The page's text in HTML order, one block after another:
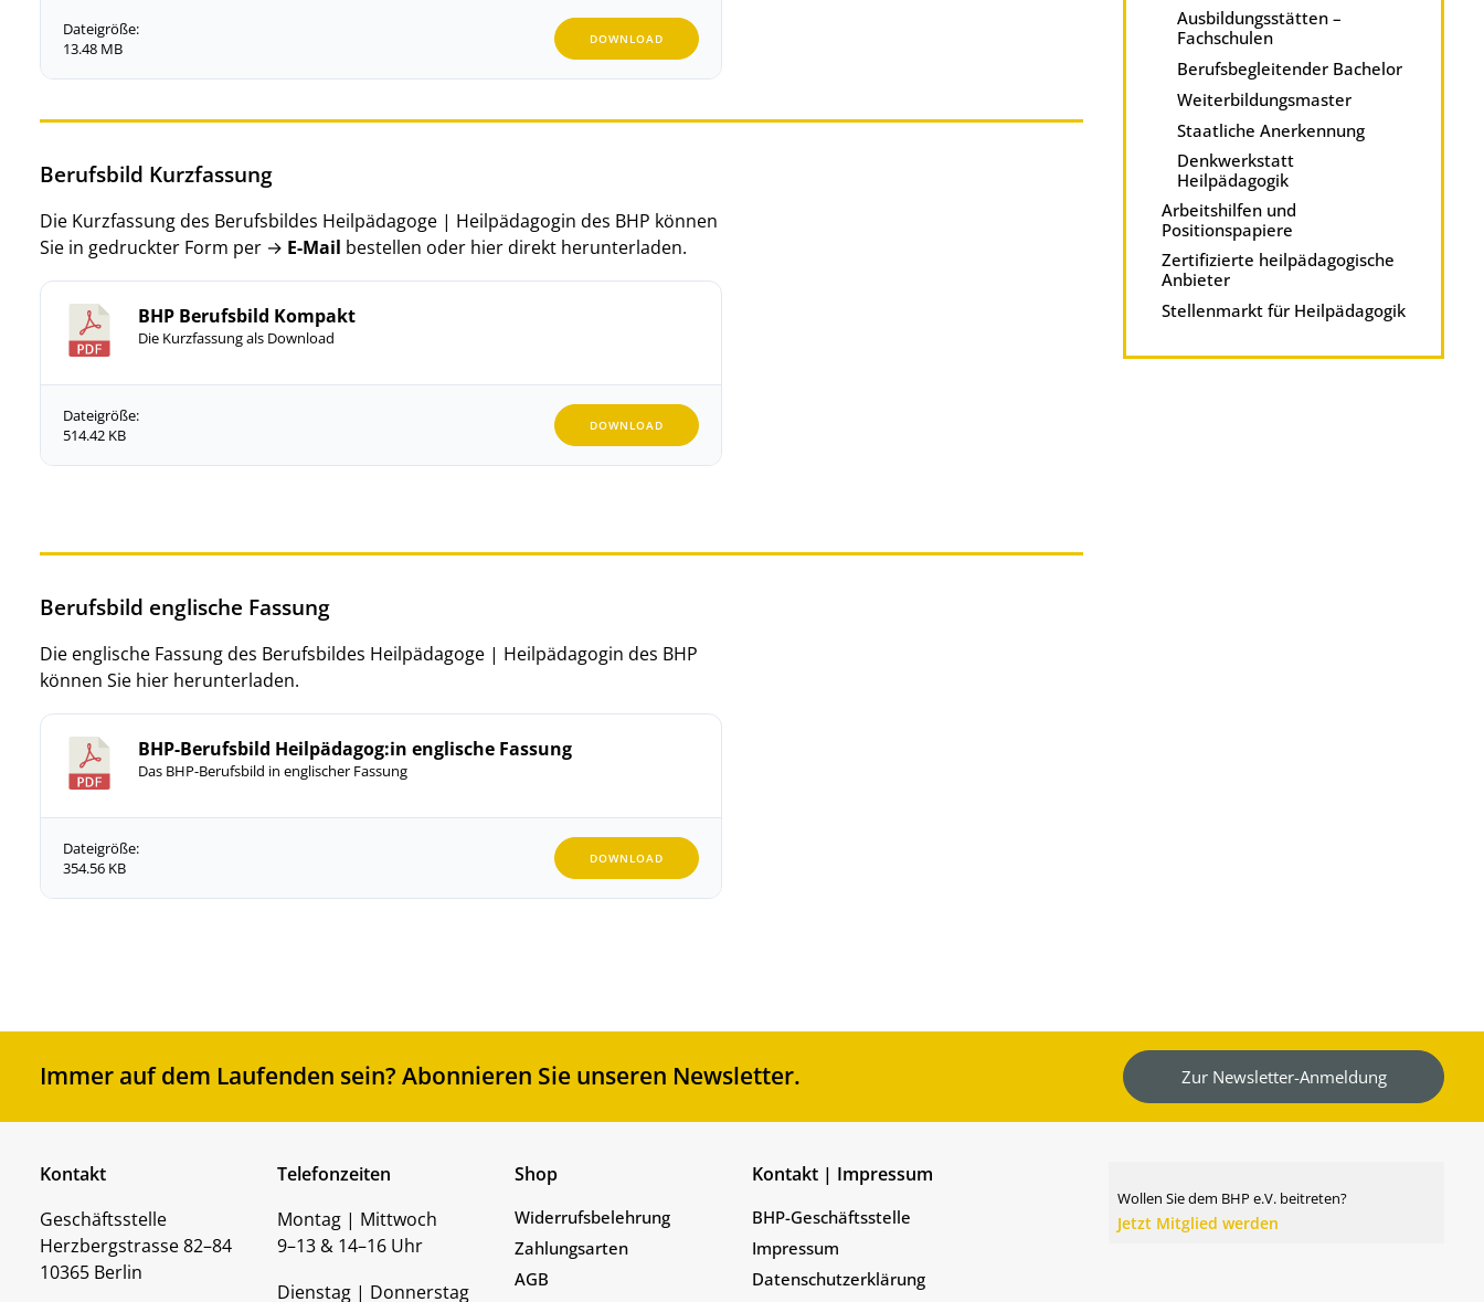
DOWNLOAD
Dateigröße:
13.48 MB
Berufsbild Kurzfassung
Die Kurzfassung des Berufsbildes Heilpädagoge | Heilpädagogin des BHP können
Sie in gedruckter Form per → E-Mail bestellen oder hier direkt herunterladen.
BHP Berufsbild Kompakt
Die Kurzfassung als Download
DOWNLOAD
Dateigröße:
514.42 KB
Berufsbild englische Fassung
Die englische Fassung des Berufsbildes Heilpädagoge | Heilpädagogin des BHP
können Sie hier herunterladen.
BHP-Berufsbild Heilpädagog:in englische Fassung
Das BHP-Berufsbild in englischer Fassung
DOWNLOAD
Dateigröße:
354.56 KB
Ausbildungsstätten –
Fachschulen
Berufsbegleitender Bachelor
Weiterbildungsmaster
Staatliche Anerkennung
Denkwerkstatt
Heilpädagogik
Arbeitshilfen und
Positionspapiere
Zertifizierte heilpädagogische
Anbieter
Stellenmarkt für Heilpädagogik
Immer auf dem Laufenden sein? Abonnieren Sie unseren Newsletter. Zur Newsletter-Anmeldung
Kontakt
Geschäftsstelle
Herzbergstrasse 82–84
10365 Berlin
Telefonzeiten
Montag | Mittwoch
9–13 & 14–16 Uhr
Dienstag | Donnerstag
Shop
Widerrufsbelehrung
Zahlungsarten
AGB
Kontakt | Impressum
BHP-Geschäftsstelle
Impressum
Datenschutzerklärung
Wollen Sie dem BHP e.V. beitreten?
Jetzt Mitglied werden